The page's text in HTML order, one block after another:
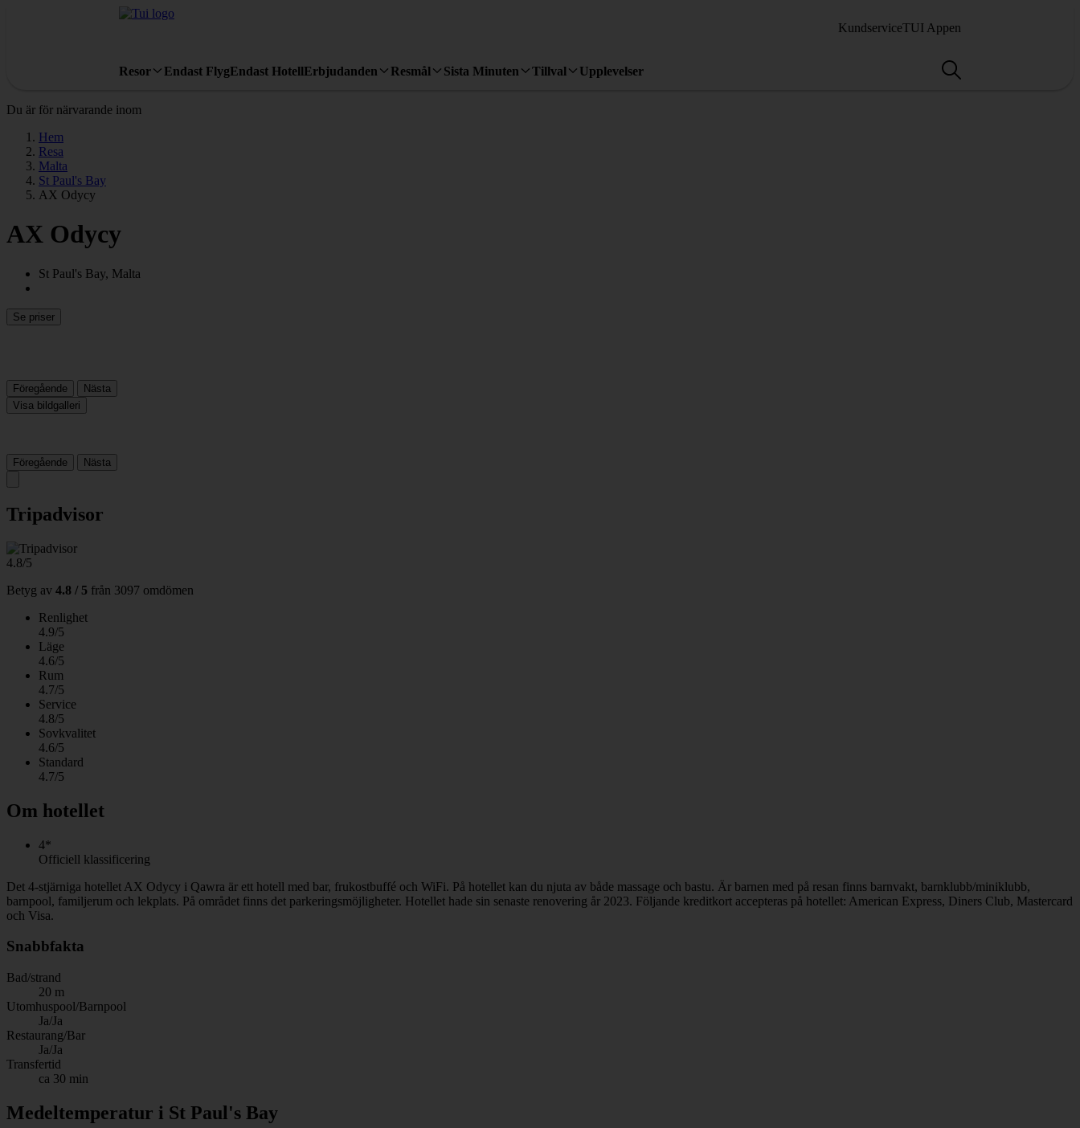
KundserviceTUI Appen
Resor Endast FlygEndast HotellErbjudanden Resmål Sista Minuten Tillval Upplevelser
Du är för närvarande inom
Hem
Resa
Malta
St Paul's Bay
AX Odycy
AX Odycy
St Paul's Bay, Malta
Se priser
Föregående
Nästa
Visa bildgalleri
Föregående Nästa
Tripadvisor
4.8/5
Betyg av 4.8 / 5 från 3097 omdömen
Renlighet
4.9/5
Läge
4.6/5
Rum
4.7/5
Service
4.8/5
Sovkvalitet
4.6/5
Standard
4.7/5
Om hotellet
4*
Officiell klassificering
Det 4-stjärniga hotellet AX Odycy i Qawra är ett hotell med bar, frukostbuffé och WiFi. På hotellet kan du njuta av både massage och bastu. Är barnen med på resan finns barnvakt, barnklubb/miniklubb,
barnpool, familjerum och lekplats. På området finns det parkeringsmöjligheter. Hotellet hade sin senaste renovering år 2023. Följande kreditkort accepteras på hotellet: American Express, Diners Club, Mastercard
och Visa.
Snabbfakta
Bad/strand
20 m
Utomhuspool/Barnpool
Ja/Ja
Restaurang/Bar
Ja/Ja
Transfertid
ca 30 min
Medeltemperatur i St Paul's Bay